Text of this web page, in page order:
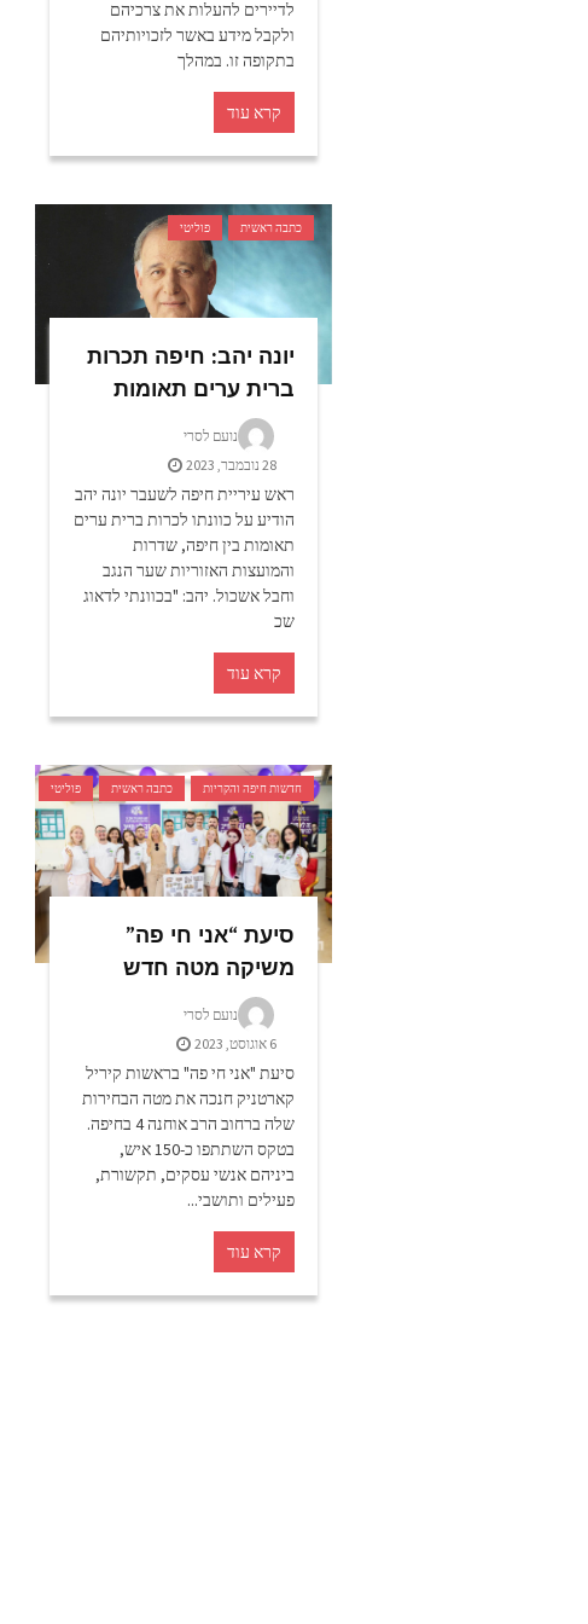
לדיירים להעלות את צרכיהם
ולקבל מידע באשר לזכויותיהם
בתקופה זו. במהלך
קרא עוד
כתבה ראשית פוליטי
יונה יהב: חיפה תכרות
ברית ערים תאומות
נועם לסרי
28 נובמבר, 2023
ראש עיריית חיפה לשעבר יונה יהב
הודיע על כוונתו לכרות ברית ערים
תאומות בין חיפה, שדרות
והמועצות האזוריות שער הנגב
וחבל אשכול. יהב: "בכוונתי לדאוג
שכ
קרא עוד
חדשות חיפה והקריות כתבה ראשית פוליטי
סיעת “אני חי פה”
משיקה מטה חדש
נועם לסרי
6 אוגוסט, 2023
סיעת "אני חי פה" בראשות קיריל
קארטניק חנכה את מטה הבחירות
שלה ברחוב הרב אוחנה 4 בחיפה.
בטקס השתתפו כ-150 איש,
ביניהם אנשי עסקים, תקשורת,
פעילים ותושבי...
קרא עוד